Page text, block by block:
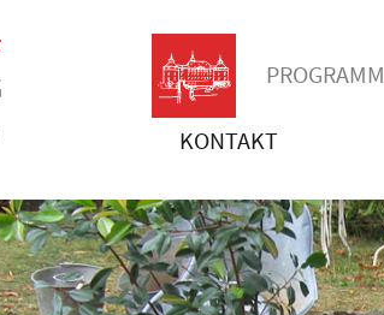
PROGRAMM
KONTAKT